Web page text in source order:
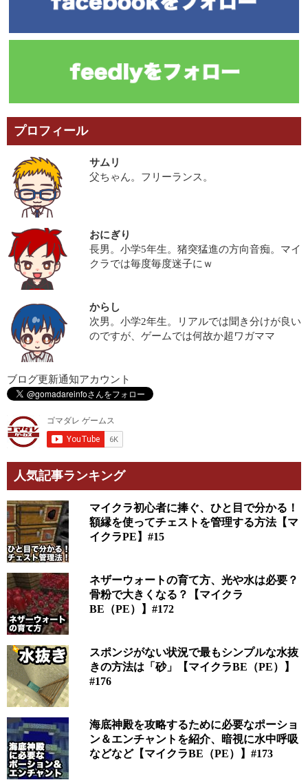
プロフィール
サムリ
父ちゃん。フリーランス。
おにぎり
長男。小学5年生。猪突猛進の方向音痴。マイ
クラでは毎度毎度迷子にｗ
からし
次男。小学2年生。リアルでは聞き分けが良い
のですが、ゲームでは何故か超ワガママ
ブログ更新通知アカウント
人気記事ランキング
マイクラ初心者に捧ぐ、ひと目で分かる！
額縁を使ってチェストを管理する方法【マ
イクラPE】#15
ネザーウォートの育て方、光や水は必要？
骨粉で大きくなる？【マイクラ
BE（PE）】#172
スポンジがない状況で最もシンプルな水抜
きの方法は「砂」【マイクラBE（PE）】
#176
海底神殿を攻略するために必要なポーショ
ン＆エンチャントを紹介、暗視に水中呼吸
などなど【マイクラBE（PE）】#173